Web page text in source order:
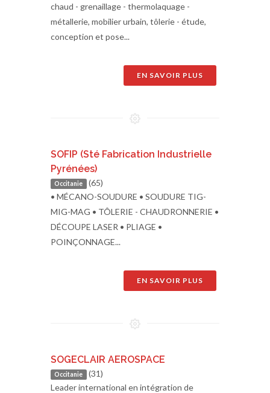
chaud - grenaillage - thermolaquage -
métallerie, mobilier urbain, tôlerie - étude,
conception et pose...
EN SAVOIR PLUS
SOFIP (Sté Fabrication Industrielle
Pyrénées)
Occitanie (65)
• MÉCANO-SOUDURE • SOUDURE TIG-
MIG-MAG • TÔLERIE - CHAUDRONNERIE •
DÉCOUPE LASER • PLIAGE •
POINÇONNAGE...
EN SAVOIR PLUS
SOGECLAIR AEROSPACE
Occitanie (31)
Leader international en intégration de